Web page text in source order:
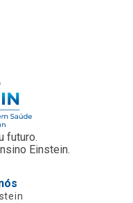
futuro.
Einstein.